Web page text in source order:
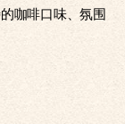
咖啡口味、氛围